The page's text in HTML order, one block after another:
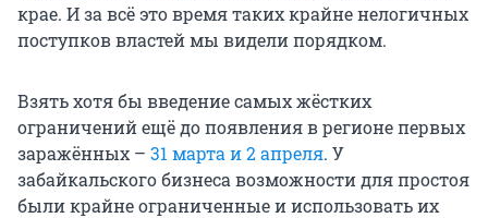
крае. И за всё это время таких крайне нелогичных
поступков властей мы видели порядком.
Взять хотя бы введение самых жёстких
ограничений ещё до появления в регионе первых
заражённых – 31 марта и 2 апреля. У
забайкальского бизнеса возможности для простоя
были крайне ограниченные и использовать их